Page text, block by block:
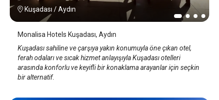
Kuşadası /Aydın
Monalisa Hotels Kuşadası, Aydın
Kuşadası sahiline ve çarşıya yakın konumuyla öne çıkan otel,
ferah odaları ve sıcak hizmet anlayışıyla Kuşadası otelleri
arasında konforlu ve keyifli bir konaklama arayanlar için seçkin
bir alternatif.